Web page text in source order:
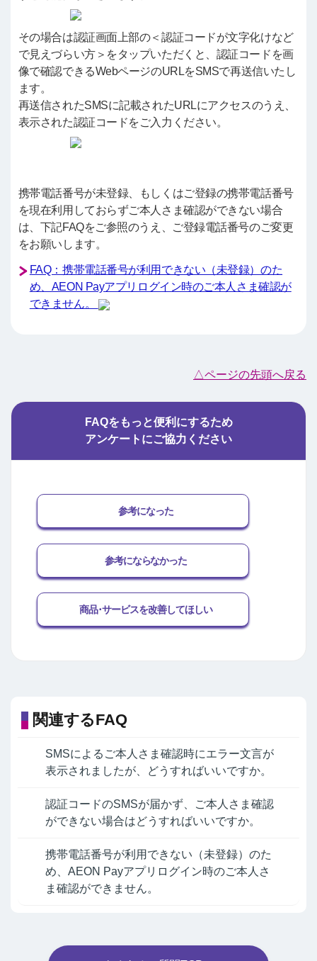
その場合は認証画面上部の＜認証コードが文字化けなど
で見えづらい方＞をタップいただくと、認証コードを画
像で確認できるWebページのURLをSMSで再送信いたし
ます。
再送信されたSMSに記載されたURLにアクセスのうえ、
表示された認証コードをご入力ください。
携帯電話番号が未登録、もしくはご登録の携帯電話番号
を現在利用しておらずご本人さま確認ができない場合
は、下記FAQをご参照のうえ、ご登録電話番号のご変更
をお願いします。
FAQ：携帯電話番号が利用できない（未登録）のた
め、AEON Payアプリログイン時のご本人さま確認が
できません。
△ページの先頭へ戻る
FAQをもっと便利にするため
アンケートにご協力ください
参考になった
参考にならなかった
商品･サービスを改善してほしい
関連するFAQ
SMSによるご本人さま確認時にエラー文言が
表示されましたが、どうすればいいですか。
認証コードのSMSが届かず、ご本人さま確認
ができない場合はどうすればいいですか。
携帯電話番号が利用できない（未登録）のた
め、AEON Payアプリログイン時のご本人さ
ま確認ができません。